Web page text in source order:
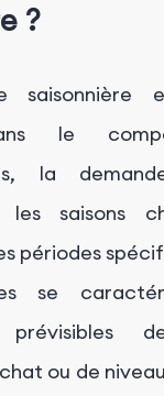
?
saisonnière
le
la
saisons
périodes
se
prévisibles
ou de